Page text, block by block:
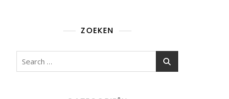
ZOEKEN
Search